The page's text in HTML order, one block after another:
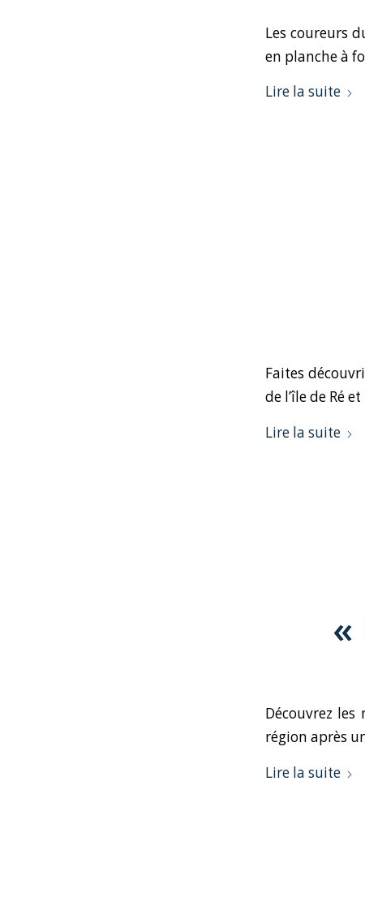
Les coureurs
en planche à
Lire la suite
Faites
de l’île de Ré
Lire la suite
«
Découvrez les
région après
Lire la suite